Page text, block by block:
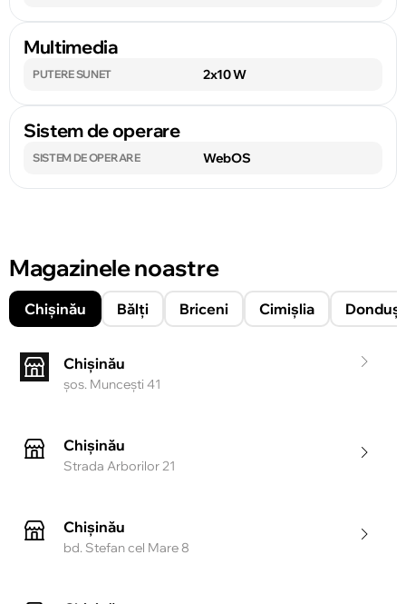
Multimedia
PUTERE SUNET 2x10 W
Sistem de operare
SISTEM DE OPERARE WebOS
Magazinele noastre
Chișinău Bălți Briceni Cimișlia
Chișinău
şos. Munceşti 41
Chișinău
Strada Arborilor 21
Chișinău
bd. Stefan cel Mare 8